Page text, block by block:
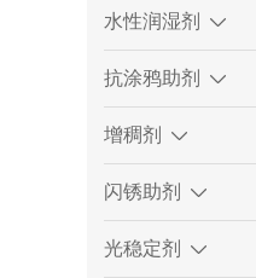
水性润湿剂
抗涂鸦助剂
增稠剂
闪锈助剂
光稳定剂